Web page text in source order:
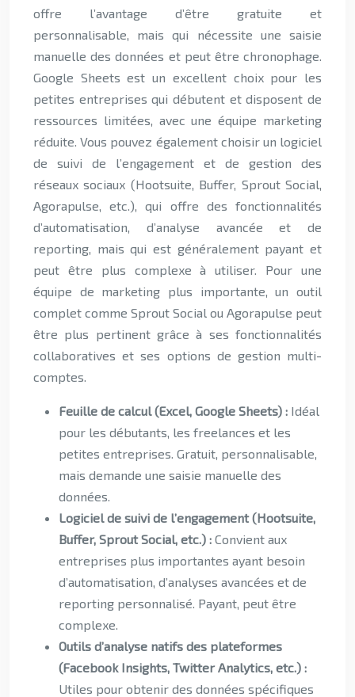
offre l’avantage d’être gratuite et
personnalisable, mais qui nécessite une saisie
manuelle des données et peut être chronophage.
Google Sheets est un excellent choix pour les
petites entreprises qui débutent et disposent de
ressources limitées, avec une équipe marketing
réduite. Vous pouvez également choisir un logiciel
de suivi de l’engagement et de gestion des
réseaux sociaux (Hootsuite, Buffer, Sprout Social,
Agorapulse, etc.), qui offre des fonctionnalités
d’automatisation, d’analyse avancée et de
reporting, mais qui est généralement payant et
peut être plus complexe à utiliser. Pour une
équipe de marketing plus importante, un outil
complet comme Sprout Social ou Agorapulse peut
être plus pertinent grâce à ses fonctionnalités
collaboratives et ses options de gestion multi-
comptes.
Feuille de calcul (Excel, Google Sheets) : Idéal
pour les débutants, les freelances et les
petites entreprises. Gratuit, personnalisable,
mais demande une saisie manuelle des
données.
Logiciel de suivi de l’engagement (Hootsuite,
Buffer, Sprout Social, etc.) : Convient aux
entreprises plus importantes ayant besoin
d’automatisation, d’analyses avancées et de
reporting personnalisé. Payant, peut être
complexe.
Outils d’analyse natifs des plateformes
(Facebook Insights, Twitter Analytics, etc.) :
Utiles pour obtenir des données spécifiques